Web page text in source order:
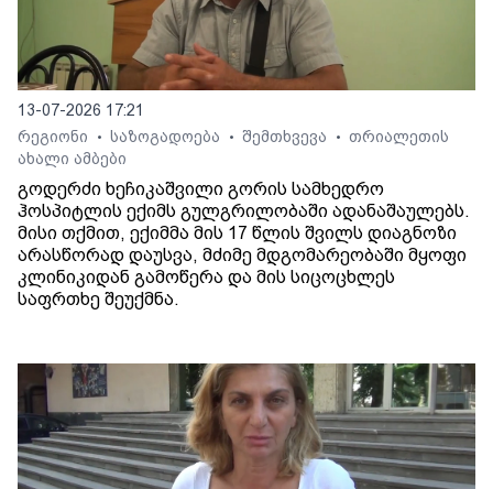
13-07-2026 17:21
რეგიონი
• საზოგადოება • შემთხვევა • თრიალეთის
ახალი ამბები
გოდერძი ხეჩიკაშვილი გორის სამხედრო
ჰოსპიტლის ექიმს გულგრილობაში ადანაშაულებს.
მისი თქმით, ექიმმა მის 17 წლის შვილს დიაგნოზი
არასწორად დაუსვა, მძიმე მდგომარეობაში მყოფი
კლინიკიდან გამოწერა და მის სიცოცხლეს
საფრთხე შეუქმნა.